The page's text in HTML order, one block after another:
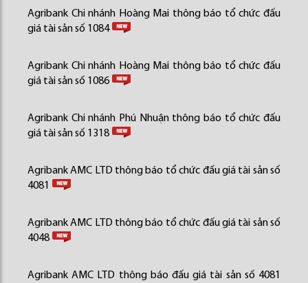
Agribank Chi nhánh Hoàng Mai thông báo tổ chức đấu
giá tài sản số 1084
Agribank Chi nhánh Hoàng Mai thông báo tổ chức đấu
giá tài sản số 1086
Agribank Chi nhánh Phú Nhuận thông báo tổ chức đấu
giá tài sản số 1318
Agribank AMC LTD thông báo tổ chức đấu giá tài sản số
4081
Agribank AMC LTD thông báo tổ chức đấu giá tài sản số
4048
Agribank AMC LTD thông báo đấu giá tài sản số 4081